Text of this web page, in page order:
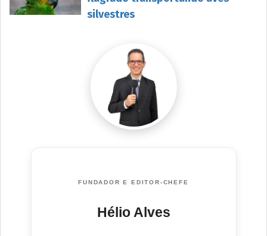
silvestres
FUNDADOR E EDITOR-CHEFE
Hélio Alves